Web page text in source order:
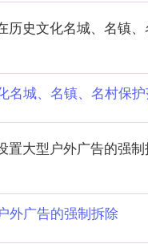
历史文化名城、名镇
名城、名镇、名村保
置大型户外广告的强制
外广告的强制拆除